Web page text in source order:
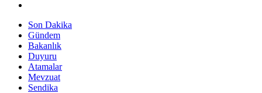
Son Dakika
Gündem
Bakanlık
Duyuru
Atamalar
Mevzuat
Sendika